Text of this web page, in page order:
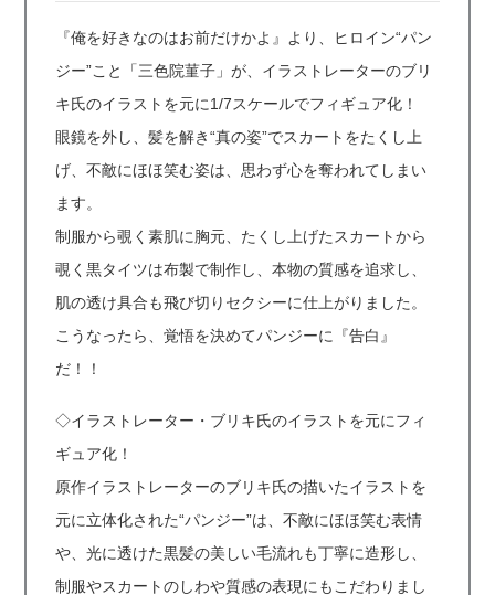
『俺を好きなのはお前だけかよ』より、ヒロイン“パン
ジー”こと「三色院菫子」が、イラストレーターのブリ
キ氏のイラストを元に1/7スケールでフィギュア化！
眼鏡を外し、髪を解き“真の姿”でスカートをたくし上
げ、不敵にほほ笑む姿は、思わず心を奪われてしまい
ます。
制服から覗く素肌に胸元、たくし上げたスカートから
覗く黒タイツは布製で制作し、本物の質感を追求し、
肌の透け具合も飛び切りセクシーに仕上がりました。
こうなったら、覚悟を決めてパンジーに『告白』
だ！！
◇イラストレーター・ブリキ氏のイラストを元にフィ
ギュア化！
原作イラストレーターのブリキ氏の描いたイラストを
元に立体化された“パンジー”は、不敵にほほ笑む表情
や、光に透けた黒髪の美しい毛流れも丁寧に造形し、
制服やスカートのしわや質感の表現にもこだわりまし